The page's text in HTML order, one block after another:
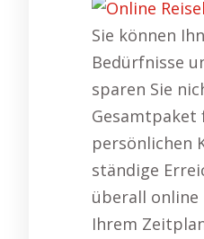
Sie können
Bedürfnisse
sparen Sie
Gesamtpaket
persönlichen
ständige
überall online
Ihrem